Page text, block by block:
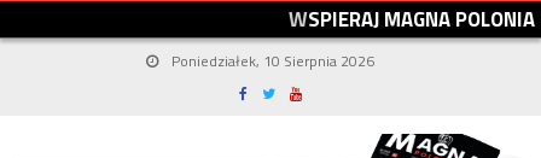
WSPIERAJMAGNAPOLONIA
Poniedziałek, 10 Sierpnia 2026